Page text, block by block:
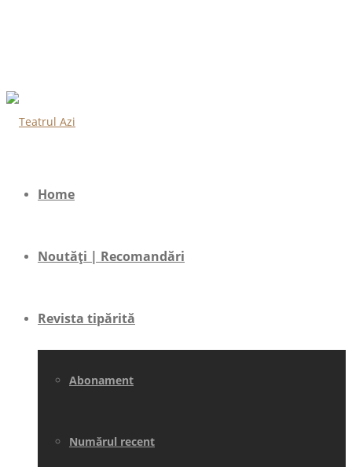
Home
Noutăți | Recomandări
Revista tipărită
Abonament
Numărul recent